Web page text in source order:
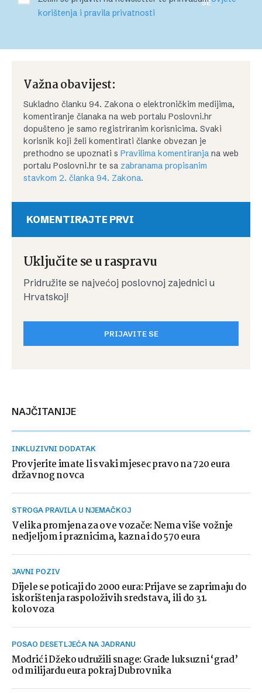
SE
korištenja i pravila privatnosti
Važna obavijest:
Sukladno članku 94. Zakona o elektroničkim medijima,
komentiranje članaka na web portalu Poslovni.hr
dopušteno je samo registriranim korisnicima. Svaki
korisnik koji želi komentirati članke obvezan je
prethodno se upoznati s Pravilima komentiranja na web
portalu Poslovni.hr te sa zabranama propisanim
stavkom 2. članka 94. Zakona.
KOMENTIRAJTE PRVI
Uključite se u raspravu
Pridružite se najvećoj poslovnoj zajednici u
Hrvatskoj!
PRIJAVITE SE
NAJČITANIJE
INKLUZIVNI DODATAK
Provjerite imate li svaki mjesec pravo na 720 eura
državnog novca
STROGA PRAVILA U NJEMAČKOJ
Velika promjena za ove vozače: Nema više vožnje
nedjeljom i praznicima, kazna i do 570 eura
JAVNI POZIV
Dijele se poticaji do 2000 eura: Prijave se zaprimaju do
iskorištenja raspoloživih sredstava, ili do 31.
kolovoza
POSAO DESETLJEĆA NA JADRANU
Modrić i Džeko udružili snage: Grade luksuzni ‘grad’
od milijardu eura pokraj Dubrovnika